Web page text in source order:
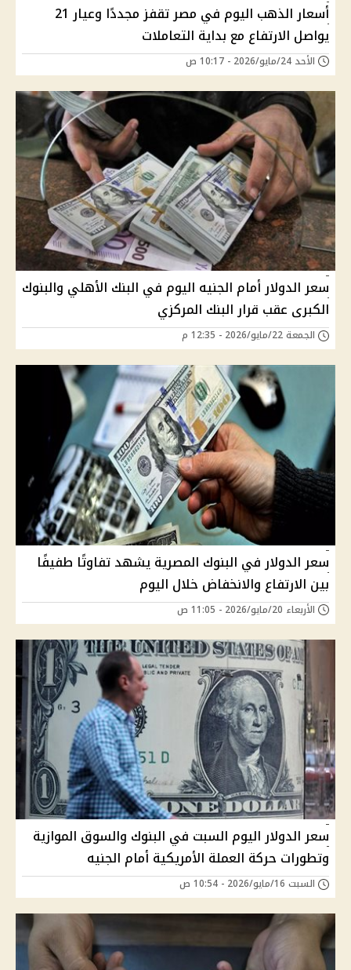
أسعار الذهب اليوم في مصر تقفز مجددًا وعيار 21
يواصل الارتفاع مع بداية التعاملات
الأحد 24/مايو/2026 - 10:17 ص
سعر الدولار أمام الجنيه اليوم في البنك الأهلي والبنوك
الكبرى عقب قرار البنك المركزي
الجمعة 22/مايو/2026 - 12:35 م
سعر الدولار في البنوك المصرية يشهد تفاوتًا طفيفًا
بين الارتفاع والانخفاض خلال اليوم
الأربعاء 20/مايو/2026 - 11:05 ص
سعر الدولار اليوم السبت في البنوك والسوق الموازية
وتطورات حركة العملة الأمريكية أمام الجنيه
السبت 16/مايو/2026 - 10:54 ص